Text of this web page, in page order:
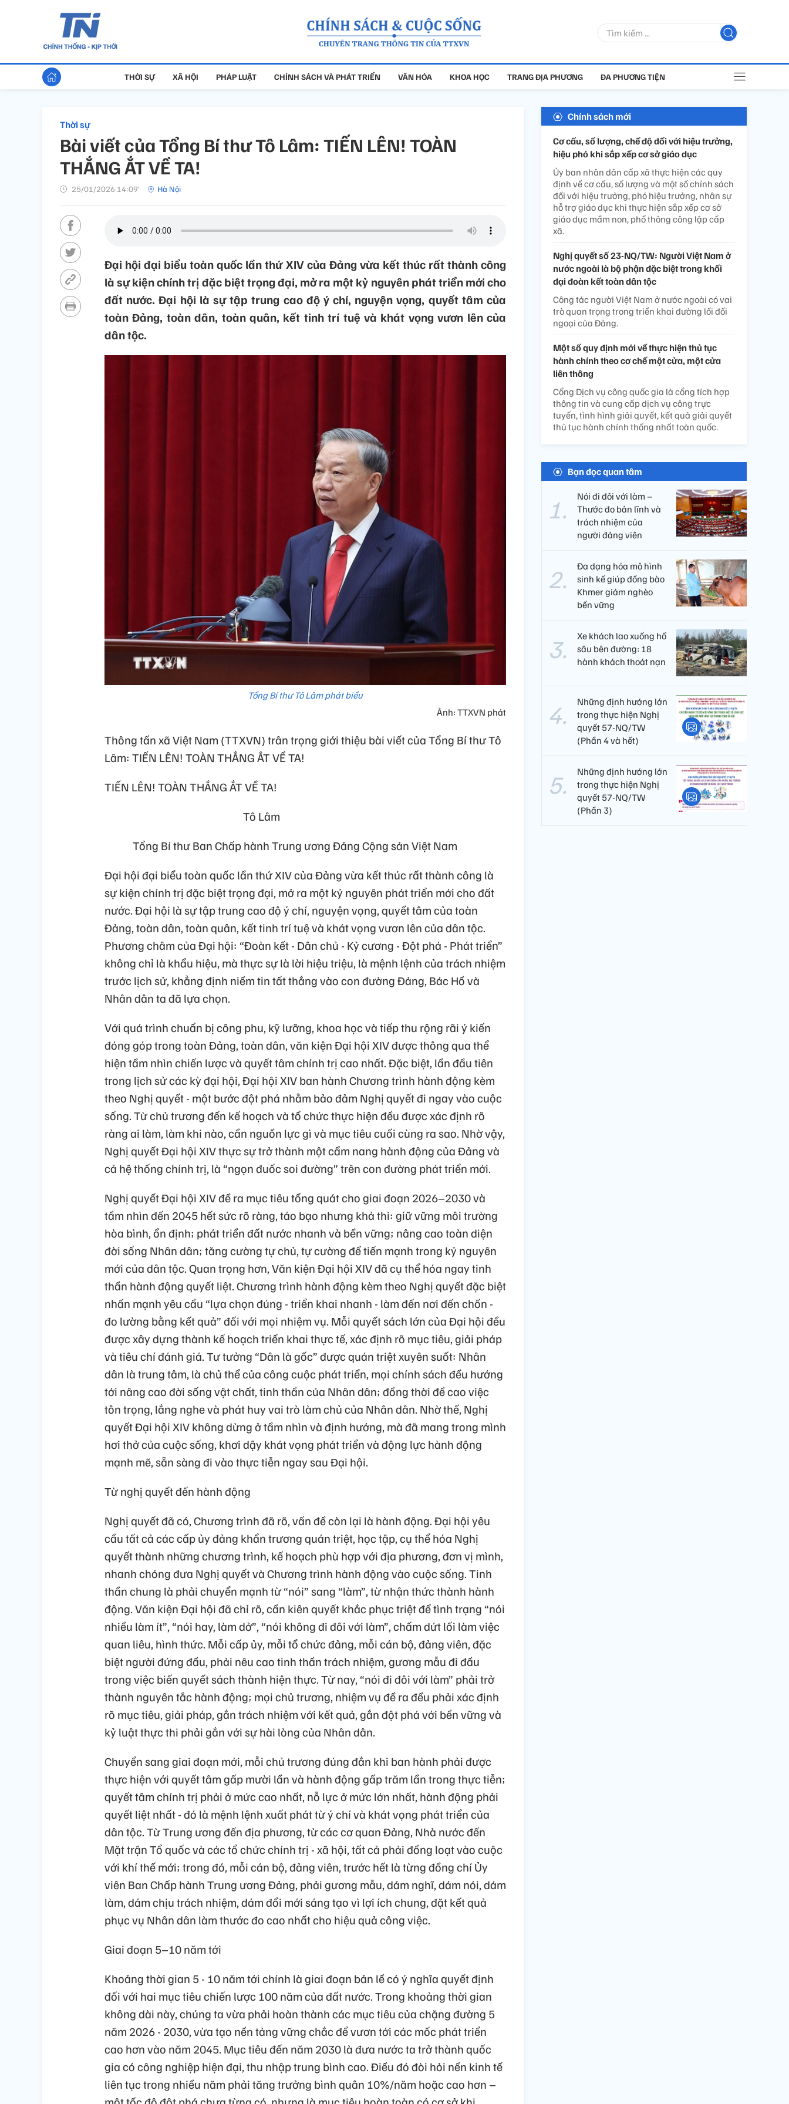
THỜI SỰ XÃ HỘI PHÁP LUẬT CHÍNH SÁCH VÀ PHÁT TRIỂN VĂN HÓA KHOA HỌC TRANG ĐỊA PHƯƠNG ĐA PHƯƠNG TIỆN
Thời sự
Bài viết của Tổng Bí thư Tô Lâm: TIẾN LÊN! TOÀN
THẮNG ẮT VỀ TA!
25/01/2026 14:09’ Hà Nội
Đại hội đại biểu toàn quốc lần thứ XIV của Đảng vừa kết thúc rất thành công
là sự kiện chính trị đặc biệt trọng đại, mở ra một kỷ nguyên phát triển mới cho
đất nước. Đại hội là sự tập trung cao độ ý chí, nguyện vọng, quyết tâm của
toàn Đảng, toàn dân, toàn quân, kết tinh trí tuệ và khát vọng vươn lên của
dân tộc.
Tổng Bí thư Tô Lâm phát biểu
Ảnh: TTXVN phát
Thông tấn xã Việt Nam (TTXVN) trân trọng giới thiệu bài viết của Tổng Bí thư Tô
Lâm: TIẾN LÊN! TOÀN THẮNG ẮT VỀ TA!
TIẾN LÊN! TOÀN THẮNG ẮT VỀ TA!
Tô Lâm
Tổng Bí thư Ban Chấp hành Trung ương Đảng Cộng sản Việt Nam
Đại hội đại biểu toàn quốc lần thứ XIV của Đảng vừa kết thúc rất thành công là
sự kiện chính trị đặc biệt trọng đại, mở ra một kỷ nguyên phát triển mới cho đất
nước. Đại hội là sự tập trung cao độ ý chí, nguyện vọng, quyết tâm của toàn
Đảng, toàn dân, toàn quân, kết tinh trí tuệ và khát vọng vươn lên của dân tộc.
Phương châm của Đại hội: “Đoàn kết - Dân chủ - Kỷ cương - Đột phá - Phát triển”
không chỉ là khẩu hiệu, mà thực sự là lời hiệu triệu, là mệnh lệnh của trách nhiệm
trước lịch sử, khẳng định niềm tin tất thắng vào con đường Đảng, Bác Hồ và
Nhân dân ta đã lựa chọn.
Với quá trình chuẩn bị công phu, kỹ lưỡng, khoa học và tiếp thu rộng rãi ý kiến
đóng góp trong toàn Đảng, toàn dân, văn kiện Đại hội XIV được thông qua thể
hiện tầm nhìn chiến lược và quyết tâm chính trị cao nhất. Đặc biệt, lần đầu tiên
trong lịch sử các kỳ đại hội, Đại hội XIV ban hành Chương trình hành động kèm
theo Nghị quyết - một bước đột phá nhằm bảo đảm Nghị quyết đi ngay vào cuộc
sống. Từ chủ trương đến kế hoạch và tổ chức thực hiện đều được xác định rõ
ràng ai làm, làm khi nào, cần nguồn lực gì và mục tiêu cuối cùng ra sao. Nhờ vậy,
Nghị quyết Đại hội XIV thực sự trở thành một cẩm nang hành động của Đảng và
cả hệ thống chính trị, là “ngọn đuốc soi đường” trên con đường phát triển mới.
Nghị quyết Đại hội XIV đề ra mục tiêu tổng quát cho giai đoạn 2026–2030 và
tầm nhìn đến 2045 hết sức rõ ràng, táo bạo nhưng khả thi: giữ vững môi trường
hòa bình, ổn định; phát triển đất nước nhanh và bền vững; nâng cao toàn diện
đời sống Nhân dân; tăng cường tự chủ, tự cường để tiến mạnh trong kỷ nguyên
mới của dân tộc. Quan trọng hơn, Văn kiện Đại hội XIV đã cụ thể hóa ngay tinh
thần hành động quyết liệt. Chương trình hành động kèm theo Nghị quyết đặc biệt
nhấn mạnh yêu cầu “lựa chọn đúng - triển khai nhanh - làm đến nơi đến chốn -
đo lường bằng kết quả” đối với mọi nhiệm vụ. Mỗi quyết sách lớn của Đại hội đều
được xây dựng thành kế hoạch triển khai thực tế, xác định rõ mục tiêu, giải pháp
và tiêu chí đánh giá. Tư tưởng “Dân là gốc” được quán triệt xuyên suốt: Nhân
dân là trung tâm, là chủ thể của công cuộc phát triển, mọi chính sách đều hướng
tới nâng cao đời sống vật chất, tinh thần của Nhân dân; đồng thời đề cao việc
tôn trọng, lắng nghe và phát huy vai trò làm chủ của Nhân dân. Nhờ thế, Nghị
quyết Đại hội XIV không dừng ở tầm nhìn và định hướng, mà đã mang trong mình
hơi thở của cuộc sống, khơi dậy khát vọng phát triển và động lực hành động
mạnh mẽ, sẵn sàng đi vào thực tiễn ngay sau Đại hội.
Từ nghị quyết đến hành động
Nghị quyết đã có, Chương trình đã rõ, vấn đề còn lại là hành động. Đại hội yêu
cầu tất cả các cấp ủy đảng khẩn trương quán triệt, học tập, cụ thể hóa Nghị
quyết thành những chương trình, kế hoạch phù hợp với địa phương, đơn vị mình,
nhanh chóng đưa Nghị quyết và Chương trình hành động vào cuộc sống. Tinh
thần chung là phải chuyển mạnh từ “nói” sang “làm”, từ nhận thức thành hành
động. Văn kiện Đại hội đã chỉ rõ, cần kiên quyết khắc phục triệt để tình trạng “nói
nhiều làm ít”, “nói hay, làm dở”, “nói không đi đôi với làm”, chấm dứt lối làm việc
quan liêu, hình thức. Mỗi cấp ủy, mỗi tổ chức đảng, mỗi cán bộ, đảng viên, đặc
biệt người đứng đầu, phải nêu cao tinh thần trách nhiệm, gương mẫu đi đầu
trong việc biến quyết sách thành hiện thực. Từ nay, “nói đi đôi với làm” phải trở
thành nguyên tắc hành động; mọi chủ trương, nhiệm vụ đề ra đều phải xác định
rõ mục tiêu, giải pháp, gắn trách nhiệm với kết quả, gắn đột phá với bền vững và
kỷ luật thực thi phải gắn với sự hài lòng của Nhân dân.
Chuyển sang giai đoạn mới, mỗi chủ trương đúng đắn khi ban hành phải được
thực hiện với quyết tâm gấp mười lần và hành động gấp trăm lần trong thực tiễn;
quyết tâm chính trị phải ở mức cao nhất, nỗ lực ở mức lớn nhất, hành động phải
quyết liệt nhất - đó là mệnh lệnh xuất phát từ ý chí và khát vọng phát triển của
dân tộc. Từ Trung ương đến địa phương, từ các cơ quan Đảng, Nhà nước đến
Mặt trận Tổ quốc và các tổ chức chính trị - xã hội, tất cả phải đồng loạt vào cuộc
với khí thế mới; trong đó, mỗi cán bộ, đảng viên, trước hết là từng đồng chí Ủy
viên Ban Chấp hành Trung ương Đảng, phải gương mẫu, dám nghĩ, dám nói, dám
làm, dám chịu trách nhiệm, dám đổi mới sáng tạo vì lợi ích chung, đặt kết quả
phục vụ Nhân dân làm thước đo cao nhất cho hiệu quả công việc.
Giai đoạn 5–10 năm tới
Khoảng thời gian 5 - 10 năm tới chính là giai đoạn bản lề có ý nghĩa quyết định
đối với hai mục tiêu chiến lược 100 năm của đất nước. Trong khoảng thời gian
không dài này, chúng ta vừa phải hoàn thành các mục tiêu của chặng đường 5
năm 2026 - 2030, vừa tạo nền tảng vững chắc để vươn tới các mốc phát triển
cao hơn vào năm 2045. Mục tiêu đến năm 2030 là đưa nước ta trở thành quốc
gia có công nghiệp hiện đại, thu nhập trung bình cao. Điều đó đòi hỏi nền kinh tế
liên tục trong nhiều năm phải tăng trưởng bình quân 10%/năm hoặc cao hơn –
Chính sách mới
Cơ cấu, số lượng, chế độ đối với hiệu trưởng,
hiệu phó khi sắp xếp cơ sở giáo dục
Ủy ban nhân dân cấp xã thực hiện các quy
định về cơ cấu, số lượng và một số chính sách
đối với hiệu trưởng, phó hiệu trưởng, nhân sự
hỗ trợ giáo dục khi thực hiện sắp xếp cơ sở
giáo dục mầm non, phổ thông công lập cấp
xã.
Nghị quyết số 23-NQ/TW: Người Việt Nam ở
nước ngoài là bộ phận đặc biệt trong khối
đại đoàn kết toàn dân tộc
Công tác người Việt Nam ở nước ngoài có vai
trò quan trọng trong triển khai đường lối đối
ngoại của Đảng.
Một số quy định mới về thực hiện thủ tục
hành chính theo cơ chế một cửa, một cửa
liên thông
Cổng Dịch vụ công quốc gia là cổng tích hợp
thông tin và cung cấp dịch vụ công trực
tuyến, tình hình giải quyết, kết quả giải quyết
thủ tục hành chính thống nhất toàn quốc.
Bạn đọc quan tâm
Nói đi đôi với làm –
Thước đo bản lĩnh và
trách nhiệm của
người đảng viên​
Đa dạng hóa mô hình
sinh kế giúp đồng bào
Khmer giảm nghèo
bền vững
Xe khách lao xuống hố
sâu bên đường: 18
hành khách thoát nạn
Những định hướng lớn
trong thực hiện Nghị
quyết 57-NQ/TW
(Phần 4 và hết)
Những định hướng lớn
trong thực hiện Nghị
quyết 57-NQ/TW
(Phần 3)